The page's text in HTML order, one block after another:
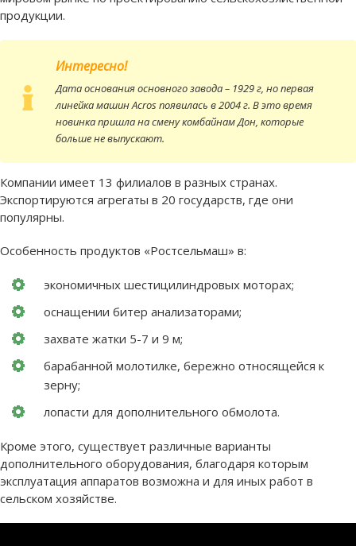
продукции.
Интересно!
Дата основания основного завода – 1929 г, но первая
линейка машин Acros появилась в 2004 г. В это время
новинка пришла на смену комбайнам Дон, которые
больше не выпускают.
Компании имеет 13 филиалов в разных странах.
Экспортируются агрегаты в 20 государств, где они
популярны.
Особенность продуктов «Ростсельмаш» в:
экономичных шестицилиндровых моторах;
оснащении битер анализаторами;
захвате жатки 5-7 и 9 м;
барабанной молотилке, бережно относящейся к
зерну;
лопасти для дополнительного обмолота.
Кроме этого, существует различные варианты
дополнительного оборудования, благодаря которым
эксплуатация аппаратов возможна и для иных работ в
сельском хозяйстве.